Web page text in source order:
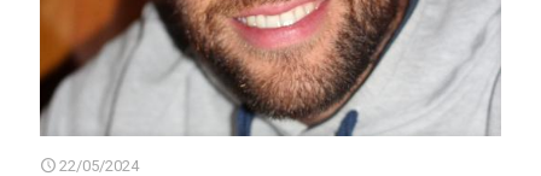
22/05/2024